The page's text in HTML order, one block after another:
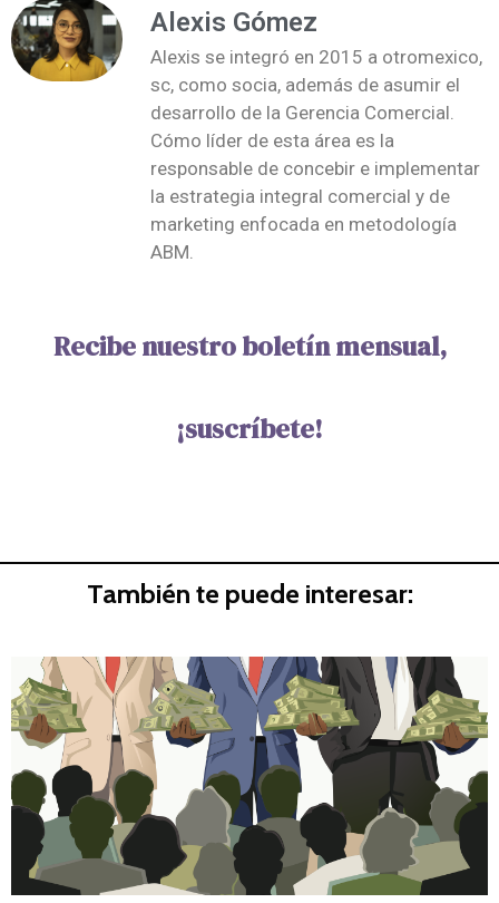
Alexis Gómez
Alexis se integró en 2015 a otromexico,
sc, como socia, además de asumir el
desarrollo de la Gerencia Comercial.
Cómo líder de esta área es la
responsable de concebir e implementar
la estrategia integral comercial y de
marketing enfocada en metodología
ABM.
Recibe nuestro boletín mensual,
¡suscríbete!
También te puede interesar: